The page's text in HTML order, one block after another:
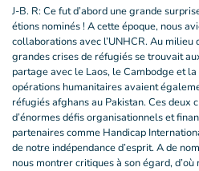
J-B. R: Ce fut d’abord une grande
étions nominés ! A cette époque, nous
collaborations avec l’UNHCR. Au milieu
grandes crises de réfugiés se trouvait
partage avec le Laos, le Cambodge et
opérations humanitaires avaient
réfugiés afghans au Pakistan. Ces deux
d’énormes défis organisationnels et
partenaires comme Handicap
de notre indépendance d’esprit. A de
nous montrer critiques à son égard, d’où